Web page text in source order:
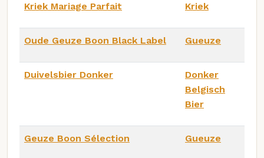
Kriek Mariage Parfait Kriek
Oude Geuze Boon Black Label Gueuze
Duivelsbier Donker
Donker
Belgisch
Bier
Geuze Boon Sélection Gueuze